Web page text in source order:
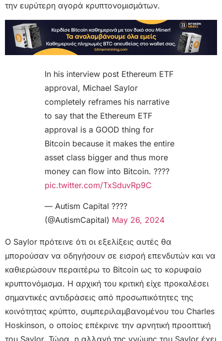
την ευρύτερη αγορά κρυπτονομισμάτων.
In his interview post Ethereum ETF
approval, Michael Saylor
completely reframes his narrative
to say that the Ethereum ETF
approval is a GOOD thing for
Bitcoin because it makes the entire
asset class bigger and thus more
money can flow into Bitcoin. ????
pic.twitter.com/TxSduvRp9C
— Autism Capital ????
(@AutismCapital) May 26, 2024
Ο Saylor πρότεινε ότι οι εξελίξεις αυτές θα
μπορούσαν να οδηγήσουν σε εισροή επενδυτών και να
καθιερώσουν περαιτέρω το Bitcoin ως το κορυφαίο
κρυπτονόμισμα. Η αρχική του κριτική είχε προκαλέσει
σημαντικές αντιδράσεις από προσωπικότητες της
κοινότητας κρύπτο, συμπεριλαμβανομένου του Charles
Hoskinson, ο οποίος επέκρινε την αρνητική προοπτική